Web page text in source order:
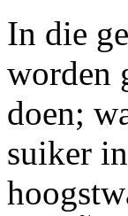
In die
worden
doen;
suiker